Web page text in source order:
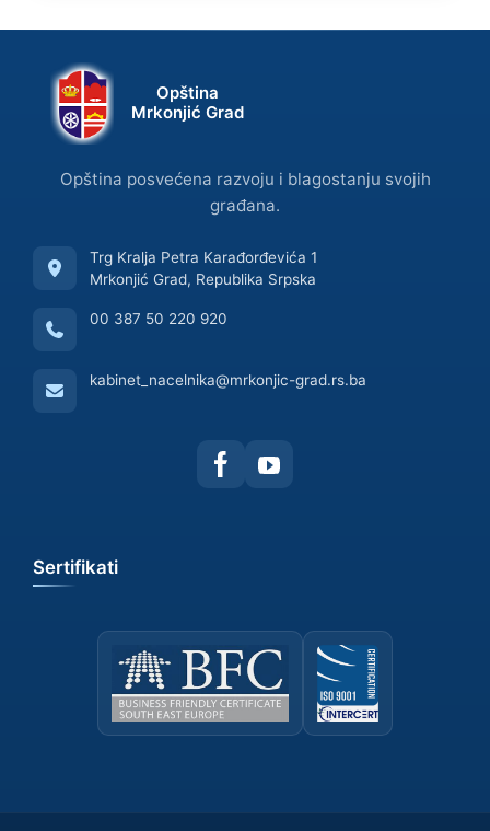
Opština
Mrkonjić Grad
Opština posvećena razvoju i blagostanju svojih
građana.
Trg Kralja Petra Karađorđevića 1
Mrkonjić Grad, Republika Srpska
00 387 50 220 920
kabinet_nacelnika@mrkonjic-grad.rs.ba
Sertifikati